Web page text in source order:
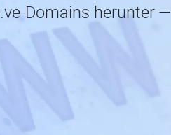
Domains herunter —